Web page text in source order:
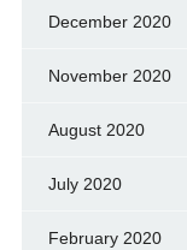
December 2020
November 2020
August 2020
July 2020
February 2020